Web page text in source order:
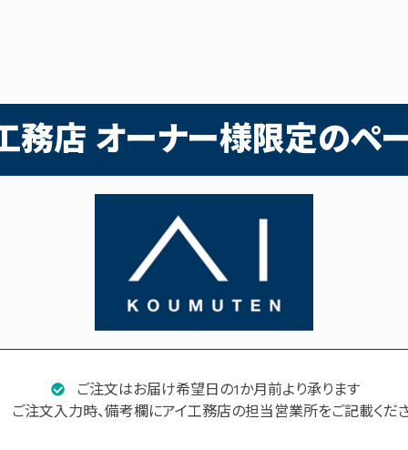
店 オーナー様限定のペ
ご注文はお届け希望日の1か月前より承ります
ご注文入力時、備考欄にアイ工務店の担当営業所をご記載くだ